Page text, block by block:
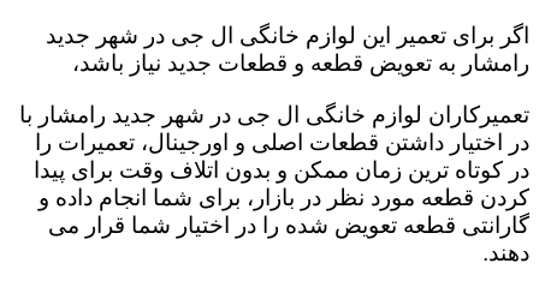
اگر برای تعمیر این لوازم خانگی ال جی در شهر جدید
رامشار به تعویض قطعه و قطعات جدید نیاز باشد،
تعمیرکاران لوازم خانگی ال جی در شهر جدید رامشار با
در اختیار داشتن قطعات اصلی و اورجینال، تعمیرات را
در کوتاه ترین زمان ممکن و بدون اتلاف وقت برای پیدا
کردن قطعه مورد نظر در بازار، برای شما انجام داده و
گارانتی قطعه تعویض شده را در اختیار شما قرار می
دهند.